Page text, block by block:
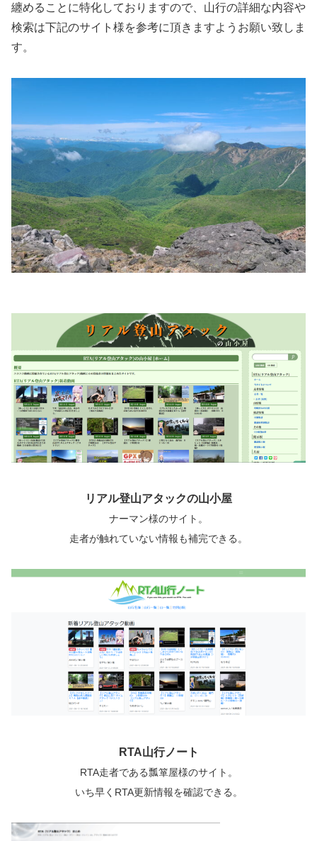
纏めることに特化しておりますので、山行の詳細な内容や
検索は下記のサイト様を参考に頂きますようお願い致しま
す。
リアル登山アタックの山小屋
ナーマン様のサイト。
走者が触れていない情報も補完できる。
RTA山行ノート
RTA走者である瓢箪屋様のサイト。
いち早くRTA更新情報を確認できる。